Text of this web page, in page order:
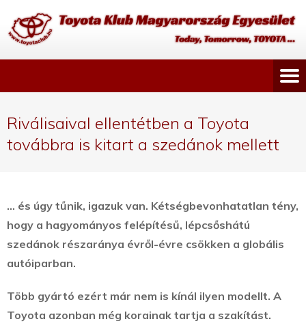
Riválisaival ellentétben a Toyota
továbbra is kitart a szedánok mellett
… és úgy tűnik, igazuk van. Kétségbevonhatatlan tény,
hogy a hagyományos felépítésű, lépcsőshátú
szedánok részaránya évről-évre csökken a globális
autóiparban.
Több gyártó ezért már nem is kínál ilyen modellt. A
Toyota azonban még korainak tartja a szakítást.